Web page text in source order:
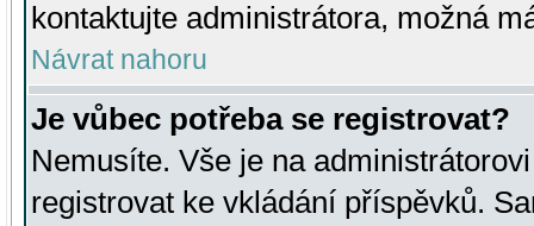
kontaktujte administrátora, možná
Návrat nahoru
Je vůbec potřeba se registrovat?
Nemusíte. Vše je na
registrovat ke vkládání příspěvků.